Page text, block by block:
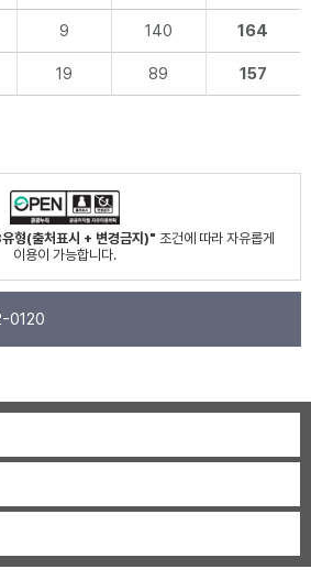
9 140 164
19 89 157
형(출처표시 + 변경금지)" 조건에 따라 자유롭게
이용이 가능합니다.
0120